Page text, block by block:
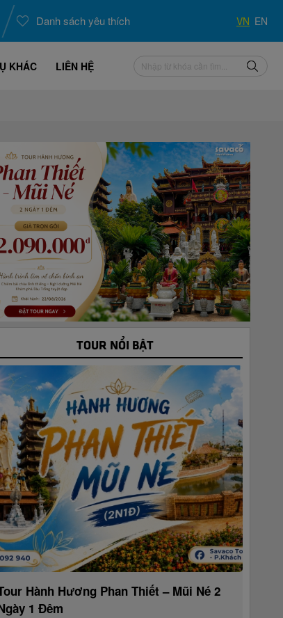
Danh sách yêu thích VN EN
KHÁC LIÊN HỆ
TOUR NỔI BẬT
Hành Hương Phan Thiết – Mũi Né 2
1 Đêm